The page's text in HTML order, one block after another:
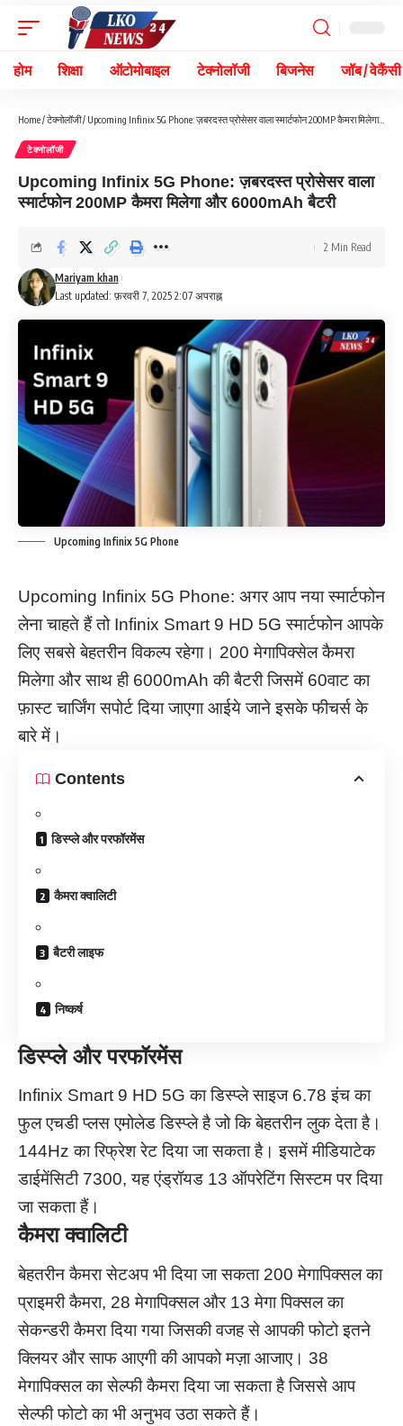
होम शिक्षा ऑटोमोबाइल टेक्नोलॉजी बिजनेस जॉब / वेकैंसी
Home/टेक्नोलॉजी/ Upcoming Infinix 5G Phone: ज़बरदस्त प्रोसेसर वाला स्मार्टफोन 200MP कैमरा मिलेगा और 6000mAh बैटरी
टेक्नोलॉजी
Upcoming Infinix 5G Phone: ज़बरदस्त प्रोसेसर वाला
स्मार्टफोन 200MP कैमरा मिलेगा और 6000mAh बैटरी
Last updated: फ़रवरी 7, 2025 2:07 अपराह्न
Mariyam khan
2 Min Read
Upcoming Infinix 5G Phone
Upcoming Infinix 5G Phone: अगर आप नया स्मार्टफोन
लेना चाहते हैं तो Infinix Smart 9 HD 5G स्मार्टफोन आपके
लिए सबसे बेहतरीन विकल्प रहेगा। 200 मेगापिक्सेल कैमरा
मिलेगा और साथ ही 6000mAh की बैटरी जिसमें 60वाट का
फ़ास्ट चार्जिंग सपोर्ट दिया जाएगा आईये जाने इसके फीचर्स के
बारे में।
Contents
डिस्प्ले और परफॉरमेंस
कैमरा क्वालिटी
बैटरी लाइफ
निष्कर्ष
डिस्प्ले और परफॉरमेंस
Infinix Smart 9 HD 5G का डिस्प्ले साइज 6.78 इंच का
फुल एचडी प्लस एमोलेड डिस्प्ले है जो कि बेहतरीन लुक देता है।
144Hz का रिफ्रेश रेट दिया जा सकता है। इसमें मीडियाटेक
डाईमेंसिटी 7300, यह एंड्रॉयड 13 ऑपरेटिंग सिस्टम पर दिया
जा सकता हैं।
कैमरा क्वालिटी
बेहतरीन कैमरा सेटअप भी दिया जा सकता 200 मेगापिक्सल का
प्राइमरी कैमरा, 28 मेगापिक्सल और 13 मेगा पिक्सल का
सेकन्डरी कैमरा दिया गया जिसकी वजह से आपकी फोटो इतने
क्लियर और साफ आएगी की आपको मज़ा आजाए। 38
मेगापिक्सल का सेल्फी कैमरा दिया जा सकता है जिससे आप
सेल्फी फोटो का भी अनुभव उठा सकते हैं।